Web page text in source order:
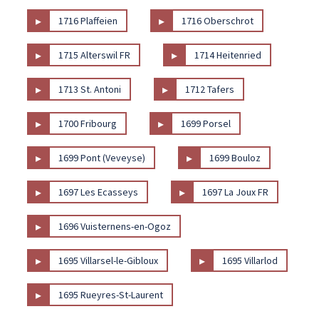
▸ 1716 Plaffeien ▸ 1716 Oberschrot
▸ 1715 Alterswil FR ▸ 1714 Heitenried
▸ 1713 St. Antoni ▸ 1712 Tafers
▸ 1700 Fribourg ▸ 1699 Porsel
▸ 1699 Pont (Veveyse) ▸ 1699 Bouloz
▸ 1697 Les Ecasseys ▸ 1697 La Joux FR
▸ 1696 Vuisternens-en-Ogoz
▸ 1695 Villarsel-le-Gibloux ▸ 1695 Villarlod
▸ 1695 Rueyres-St-Laurent